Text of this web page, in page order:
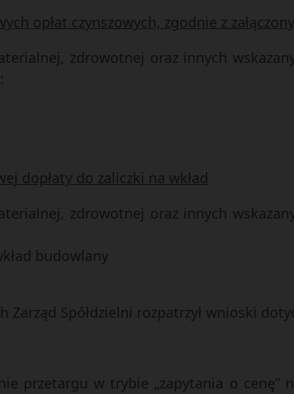
opłat czynszowych, zgodnie z
zdrowotnej oraz innych
dopłaty do zaliczki na wkład
zdrowotnej oraz innych
budowlany
Spółdzielni rozpatrzył wnioski
przetargu w trybie „zapytania o cenę”